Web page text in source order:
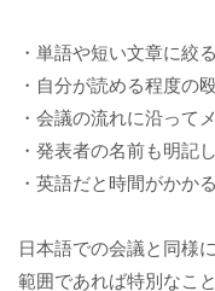
・単語や短い文章に絞る
・自分が読める程度の
・会議の流れに沿って
・発表者の名前も明記
・英語だと時間がかか
日本語での会議と同様
範囲であれば特別なこ